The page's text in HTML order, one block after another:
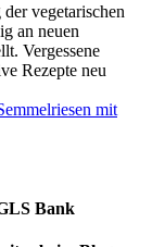
vegetarischen
an neuen
Vergessene
Rezepte neu
mit
Bank